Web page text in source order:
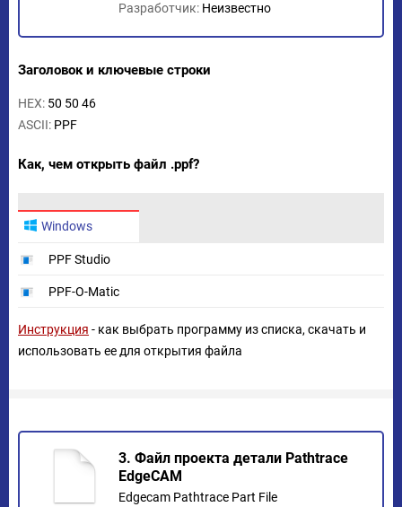
Разработчик: Неизвестно
Заголовок и ключевые строки
HEX: 50 50 46
ASCII: PPF
Как, чем открыть файл .ppf?
Windows
PPF Studio
PPF-O-Matic
Инструкция - как выбрать программу из списка, скачать и
использовать ее для открытия файла
3. Файл проекта детали Pathtrace
EdgeCAM
Edgecam Pathtrace Part File